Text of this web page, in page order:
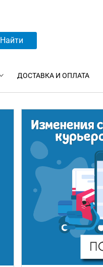
Найти
ДОСТАВКА И ОПЛАТА